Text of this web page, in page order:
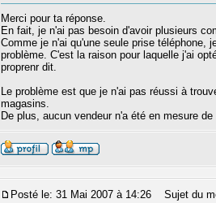
Merci pour ta réponse.
En fait, je n'ai pas besoin d'avoir plusieurs
Comme je n'ai qu'une seule prise téléphone,
problème. C'est la raison pour laquelle j'ai
proprenr dit.
Le problème est que je n'ai pas réussi à
magasins.
De plus, aucun vendeur n'a été en mesure
Posté le: 31 Mai 2007 à 14:26 Sujet du